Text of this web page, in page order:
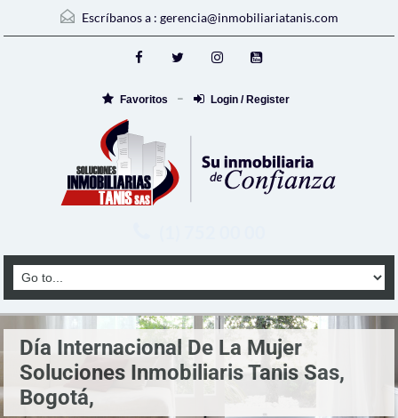
Escríbanos a : gerencia@inmobiliariatanis.com
Favoritos Login / Register
Día Internacional De La Mujer
Soluciones Inmobiliaris Tanis Sas,
Bogotá,